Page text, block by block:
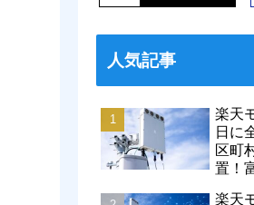
人気記事
楽天
日に
区町
置！
楽天